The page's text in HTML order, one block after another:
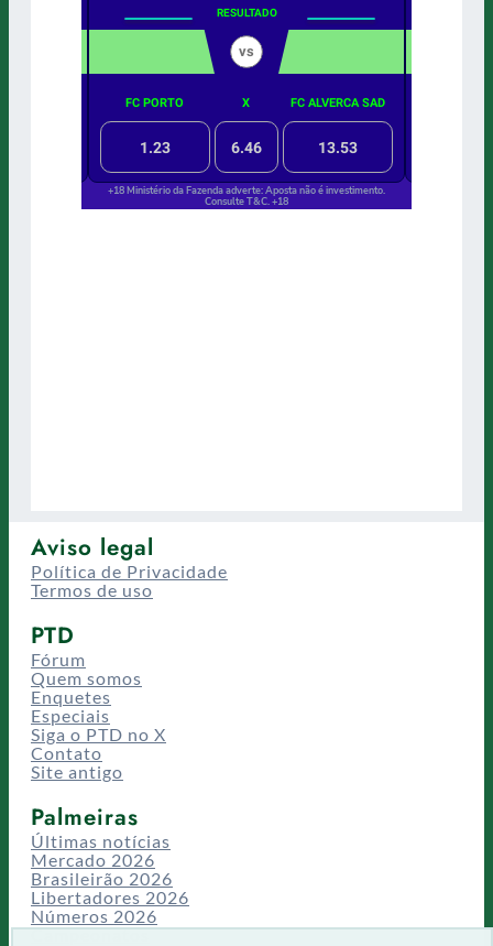
Aviso legal
Política de Privacidade
Termos de uso
PTD
Fórum
Quem somos
Enquetes
Especiais
Siga o PTD no X
Contato
Site antigo
Palmeiras
Últimas notícias
Mercado 2026
Brasileirão 2026
Libertadores 2026
Números 2026
Campeonatos